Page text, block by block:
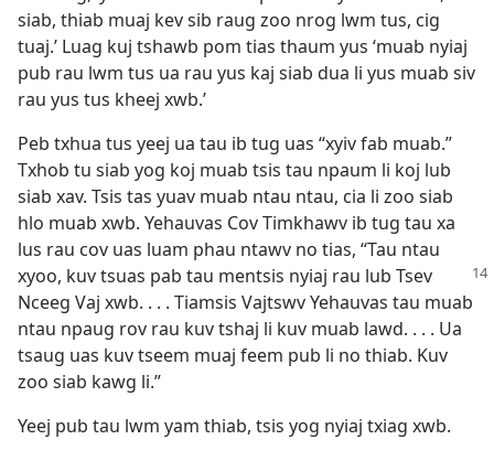
siab, thiab muaj kev sib raug zoo nrog lwm tus, cig
tuaj.’ Luag kuj tshawb pom tias thaum yus ‘muab nyiaj
pub rau lwm tus ua rau yus kaj siab dua li yus muab siv
rau yus tus kheej xwb.’
Peb txhua tus yeej ua tau ib tug uas “xyiv fab muab.”
Txhob tu siab yog koj muab tsis tau npaum li koj lub
siab xav. Tsis tas yuav muab ntau ntau, cia li zoo siab
hlo muab xwb. Yehauvas Cov Timkhawv ib tug tau xa
lus rau cov uas luam phau ntawv no tias, “Tau ntau
xyoo, kuv tsuas pab tau mentsis nyiaj rau lub Tsev
Nceeg Vaj xwb. . . . Tiamsis Vajtswv Yehauvas tau muab
ntau npaug rov rau kuv tshaj li kuv muab lawd. . . . Ua
tsaug uas kuv tseem muaj feem pub li no thiab. Kuv
zoo siab kawg li.”
Yeej pub tau lwm yam thiab, tsis yog nyiaj txiag xwb.